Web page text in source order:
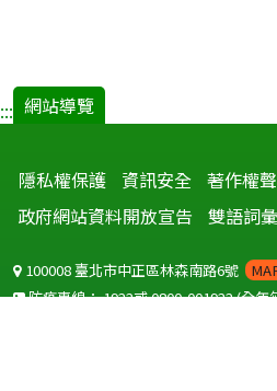
::: 網站導覽
隱私權保護 資訊安全 著作權
政府網站資料開放宣告
雙語詞彙
100008 臺北市中正區林森南路6號
防疫專線：1922或0800-001922(全年